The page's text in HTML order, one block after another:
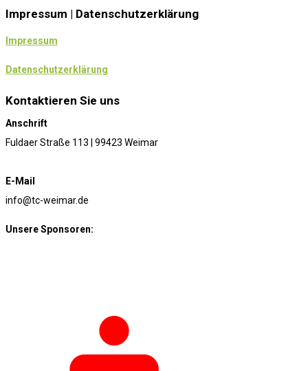
Impressum | Datenschutzerklärung
Impressum
Datenschutzerklärung
Kontaktieren Sie uns
Anschrift
Fuldaer Straße 113 | 99423 Weimar
E-Mail
info@tc-weimar.de
Unsere Sponsoren: